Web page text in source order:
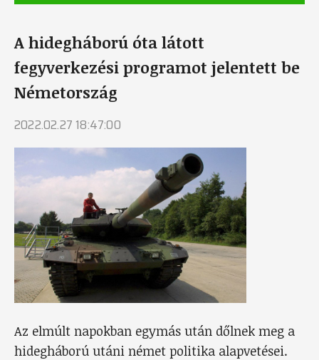
A hidegháború óta látott
fegyverkezési programot jelentett be
Németország
2022.02.27 18:47:00
Az elmúlt napokban egymás után dőlnek meg a
hidegháború utáni német politika alapvetései.